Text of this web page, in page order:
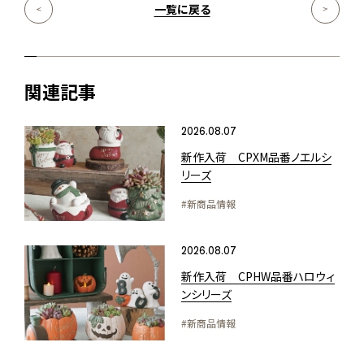
一覧に戻る
関連記事
2026.08.07
新作入荷 CPXM品番ノエルシ
リーズ
#新商品情報
2026.08.07
新作入荷 CPHW品番ハロウィ
ンシリーズ
#新商品情報